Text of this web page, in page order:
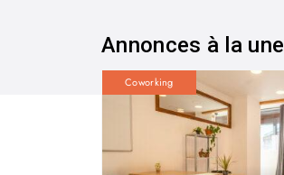
Annonces à la une
Coworking